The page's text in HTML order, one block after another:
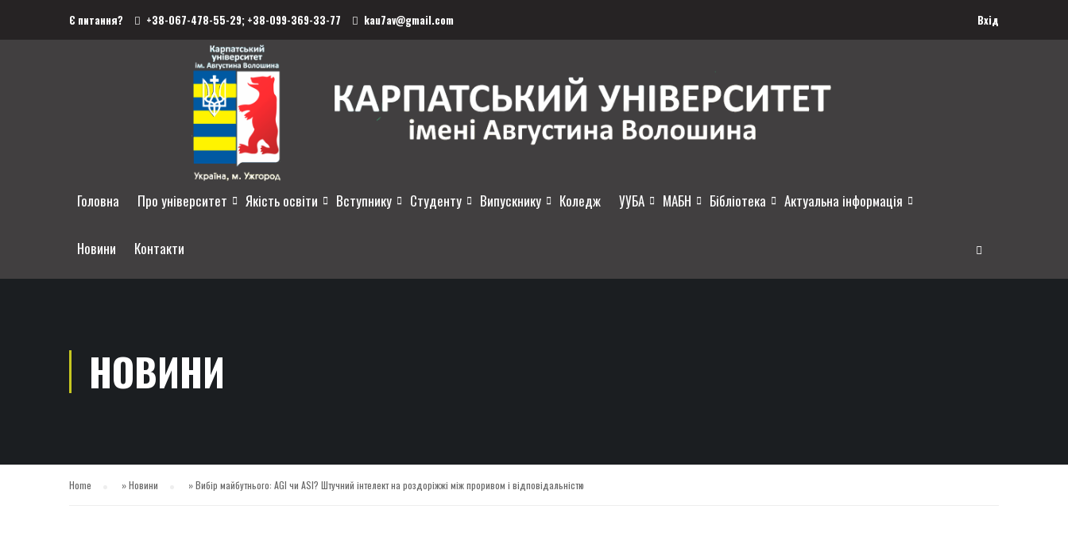
Є питання? +38-067-478-55-29; +38-099-369-33-77 kau7av@gmail.com Вхід
Головна Про університет Якість освіти Вступнику Студенту Випускнику Коледж УУБА МАБН Бібліотека Актуальна інформація
Новини Контакти
НОВИНИ
Home »Новини »Вибір майбутнього: AGI чи ASI? Штучний інтелект на роздоріжжі між проривом і відповідальністю